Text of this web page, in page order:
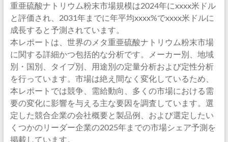
重亜硫酸ナトリウム粉末市場規模は2024年にxxxx米ドル
と評価され、2031年までに年平均xxxx%でxxxx米ドルに
成長すると予測されています。
本レポートは、世界のメタ重亜硫酸ナトリウム粉末市場
に関する詳細かつ包括的な分析です。メーカー別、地域
別・国別、タイプ別、用途別の定量分析および定性分析
を行っています。市場は絶え間なく変化しているため、
本レポートでは競争、需給動向、多くの市場における需
要の変化に影響を与える主な要因を調査しています。選
定した競合企業の会社概要と製品例、および選定したい
くつかのリーダー企業の2025年までの市場シェア予測を
掲載しています。